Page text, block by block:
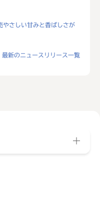
やさしい甘みと香ばしさが
最新のニュースリリース一覧